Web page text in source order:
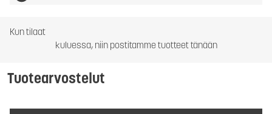
Kun tilaat
kuluessa, niin postitamme tuotteet tänään
Tuotearvostelut